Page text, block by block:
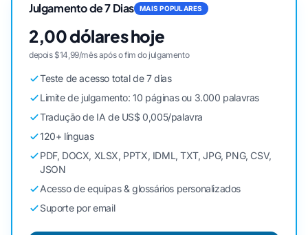
Julgamento de 7 Dias MAIS POPULARES
2,00 dólares hoje
depois $14,99/mês após o fim do julgamento
Teste de acesso total de 7 dias
Limite de julgamento: 10 páginas ou 3.000 palavras
Tradução de IA de US$ 0,005/palavra
120+ línguas
PDF, DOCX, XLSX, PPTX, IDML, TXT, JPG, PNG, CSV,
JSON
Acesso de equipas & glossários personalizados
Suporte por email